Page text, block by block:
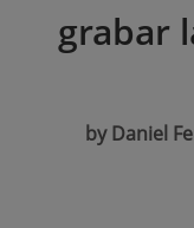
grabar
by Daniel